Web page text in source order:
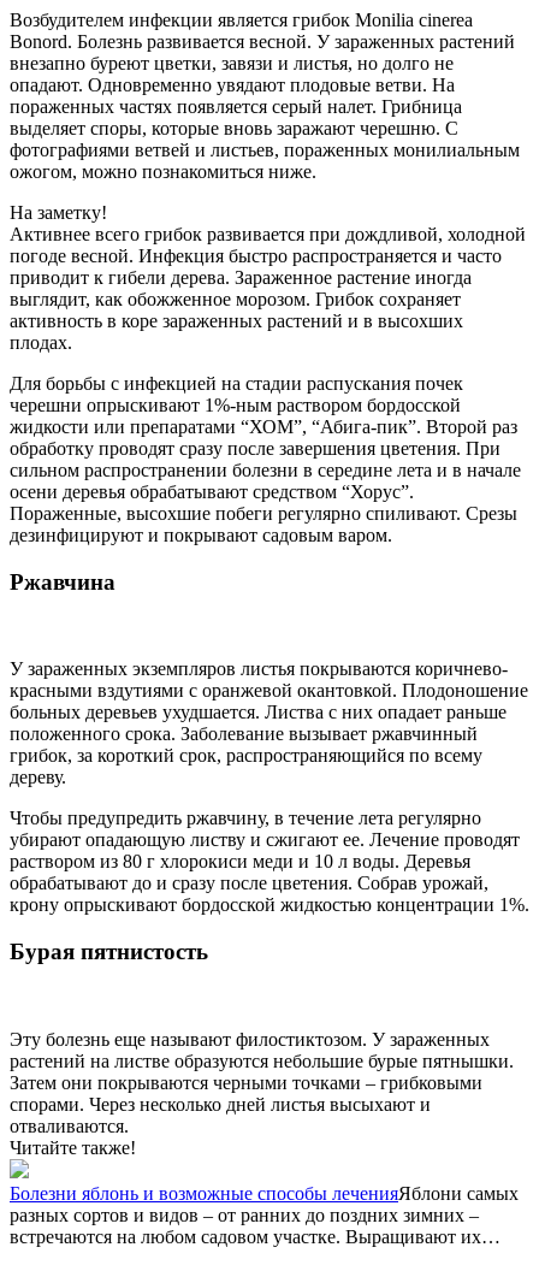
Возбудителем инфекции является грибок Monilia cinerea
Bonord. Болезнь развивается весной. У зараженных растений
внезапно буреют цветки, завязи и листья, но долго не
опадают. Одновременно увядают плодовые ветви. На
пораженных частях появляется серый налет. Грибница
выделяет споры, которые вновь заражают черешню. С
фотографиями ветвей и листьев, пораженных монилиальным
ожогом, можно познакомиться ниже.
На заметку!
Активнее всего грибок развивается при дождливой, холодной
погоде весной. Инфекция быстро распространяется и часто
приводит к гибели дерева. Зараженное растение иногда
выглядит, как обожженное морозом. Грибок сохраняет
активность в коре зараженных растений и в высохших
плодах.
Для борьбы с инфекцией на стадии распускания почек
черешни опрыскивают 1%-ным раствором бордосской
жидкости или препаратами “ХОМ”, “Абига-пик”. Второй раз
обработку проводят сразу после завершения цветения. При
сильном распространении болезни в середине лета и в начале
осени деревья обрабатывают средством “Хорус”.
Пораженные, высохшие побеги регулярно спиливают. Срезы
дезинфицируют и покрывают садовым варом.
Ржавчина
У зараженных экземпляров листья покрываются коричнево-
красными вздутиями с оранжевой окантовкой. Плодоношение
больных деревьев ухудшается. Листва с них опадает раньше
положенного срока. Заболевание вызывает ржавчинный
грибок, за короткий срок, распространяющийся по всему
дереву.
Чтобы предупредить ржавчину, в течение лета регулярно
убирают опадающую листву и сжигают ее. Лечение проводят
раствором из 80 г хлорокиси меди и 10 л воды. Деревья
обрабатывают до и сразу после цветения. Собрав урожай,
крону опрыскивают бордосской жидкостью концентрации 1%.
Бурая пятнистость
Эту болезнь еще называют филостиктозом. У зараженных
растений на листве образуются небольшие бурые пятнышки.
Затем они покрываются черными точками – грибковыми
спорами. Через несколько дней листья высыхают и
отваливаются.
Читайте также!
Болезни яблонь и возможные способы леченияЯблони самых
разных сортов и видов – от ранних до поздних зимних –
встречаются на любом садовом участке. Выращивают их…